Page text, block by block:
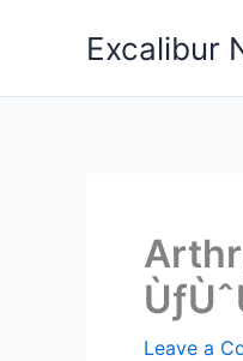
Excalibur
Leave a